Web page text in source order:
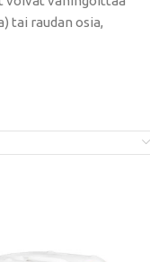
tai raudan osia,